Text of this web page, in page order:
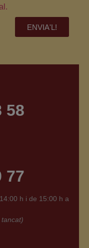
ENVIA'L!
58
77
h i de 15:00 h a